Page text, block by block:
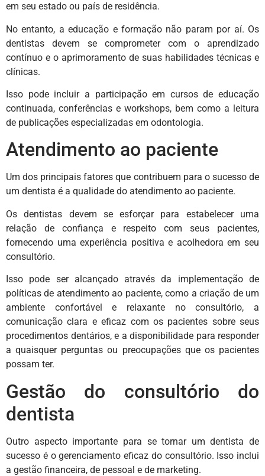
em seu estado ou país de residência.
No entanto, a educação e formação não param por aí. Os
dentistas devem se comprometer com o aprendizado
contínuo e o aprimoramento de suas habilidades técnicas e
clínicas.
Isso pode incluir a participação em cursos de educação
continuada, conferências e workshops, bem como a leitura
de publicações especializadas em odontologia.
Atendimento ao paciente
Um dos principais fatores que contribuem para o sucesso de
um dentista é a qualidade do atendimento ao paciente.
Os dentistas devem se esforçar para estabelecer uma
relação de confiança e respeito com seus pacientes,
fornecendo uma experiência positiva e acolhedora em seu
consultório.
Isso pode ser alcançado através da implementação de
políticas de atendimento ao paciente, como a criação de um
ambiente confortável e relaxante no consultório, a
comunicação clara e eficaz com os pacientes sobre seus
procedimentos dentários, e a disponibilidade para responder
a quaisquer perguntas ou preocupações que os pacientes
possam ter.
Gestão do consultório do
dentista
Outro aspecto importante para se tornar um dentista de
sucesso é o gerenciamento eficaz do consultório. Isso inclui
a gestão financeira, de pessoal e de marketing.